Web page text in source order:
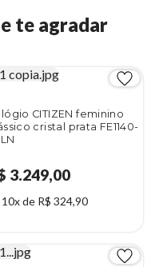
te agradar
CITIZEN feminino
cristal prata FE1140-
3.249,00
de R$ 324,90